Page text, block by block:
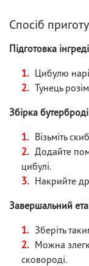
Спосіб
Підготовка
Цибулю
Тунець
Збірка
Візьміть
Додайте
цибулі.
Накрийте
Завершальний
Зберіть
Можна
сковороді.